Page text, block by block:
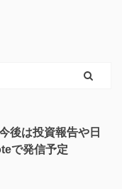
後は投資報告や日
で発信予定